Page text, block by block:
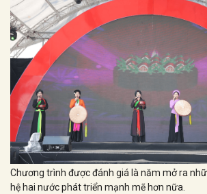
Chương trình được đánh giá là năm mở ra
hệ hai nước phát triển mạnh mẽ hơn nữa.